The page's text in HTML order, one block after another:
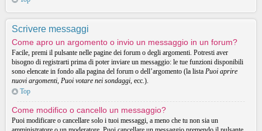
Scrivere messaggi
Come apro un argomento o invio un messaggio in un forum?
Facile, premi il pulsante nelle pagine dei forum o degli argomenti. Potresti aver
bisogno di registrarti prima di poter inviare un messaggio: le tue funzioni disponibili
sono elencate in fondo alla pagina del forum o dell’argomento (la lista Puoi aprire
nuovi argomenti, Puoi votare nei sondaggi, ecc.).
Top
Come modifico o cancello un messaggio?
Puoi modificare o cancellare solo i tuoi messaggi, a meno che tu non sia un